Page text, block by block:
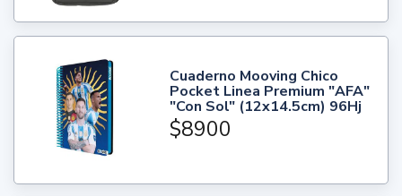
Cuaderno Mooving Chico
Pocket Linea Premium "AFA"
"Con Sol" (12x14.5cm) 96Hj
$8900